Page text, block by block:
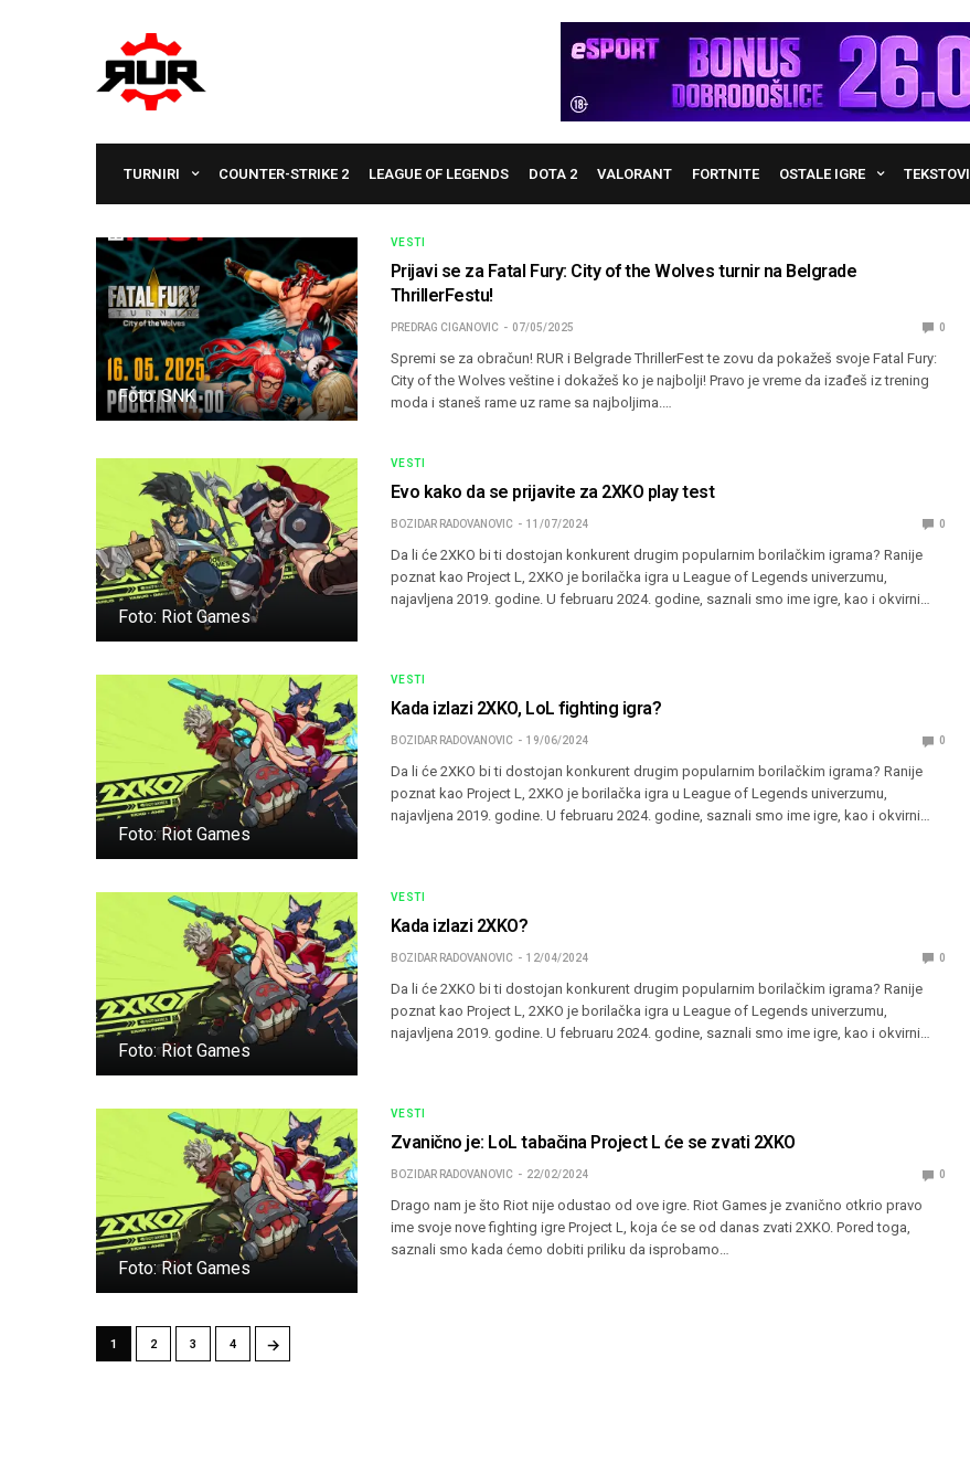
TURNIRI COUNTER-STRIKE 2 LEAGUE OF LEGENDS DOTA 2 VALORANT FORTNITE OSTALE IGRE TEKSTOVI
Foto: SNK
VESTI
Prijavi se za Fatal Fury: City of the Wolves turnir na Belgrade
ThrillerFestu!
PREDRAG CIGANOVIC 07/05/2025 0
Spremi se za obračun! RUR i Belgrade ThrillerFest te zovu da pokažeš svoje Fatal Fury:
City of the Wolves veštine i dokažeš ko je najbolji! Pravo je vreme da izađeš iz trening
moda i staneš rame uz rame sa najboljima.…
Foto: Riot Games
VESTI
Evo kako da se prijavite za 2XKO play test
BOZIDAR RADOVANOVIC 11/07/2024 0
Da li će 2XKO bi ti dostojan konkurent drugim popularnim borilačkim igrama? Ranije
poznat kao Project L, 2XKO je borilačka igra u League of Legends univerzumu,
najavljena 2019. godine. U februaru 2024. godine, saznali smo ime igre, kao i okvirni…
Foto: Riot Games
VESTI
Kada izlazi 2XKO, LoL fighting igra?
BOZIDAR RADOVANOVIC 19/06/2024 0
Da li će 2XKO bi ti dostojan konkurent drugim popularnim borilačkim igrama? Ranije
poznat kao Project L, 2XKO je borilačka igra u League of Legends univerzumu,
najavljena 2019. godine. U februaru 2024. godine, saznali smo ime igre, kao i okvirni…
Foto: Riot Games
VESTI
Kada izlazi 2XKO?
BOZIDAR RADOVANOVIC 12/04/2024 0
Da li će 2XKO bi ti dostojan konkurent drugim popularnim borilačkim igrama? Ranije
poznat kao Project L, 2XKO je borilačka igra u League of Legends univerzumu,
najavljena 2019. godine. U februaru 2024. godine, saznali smo ime igre, kao i okvirni…
Foto: Riot Games
VESTI
Zvanično je: LoL tabačina Project L će se zvati 2XKO
BOZIDAR RADOVANOVIC 22/02/2024 0
Drago nam je što Riot nije odustao od ove igre. Riot Games je zvanično otkrio pravo
ime svoje nove fighting igre Project L, koja će se od danas zvati 2XKO. Pored toga,
saznali smo kada ćemo dobiti priliku da isprobamo…
1 2 3 4 →